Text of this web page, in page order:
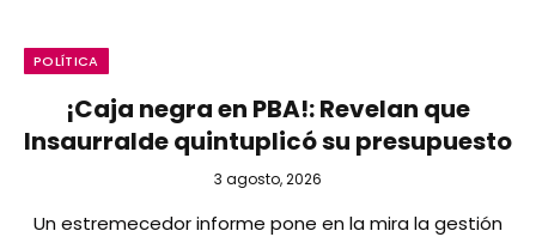
POLÍTICA
¡Caja negra en PBA!: Revelan que
Insaurralde quintuplicó su presupuesto
3 agosto, 2026
Un estremecedor informe pone en la mira la gestión